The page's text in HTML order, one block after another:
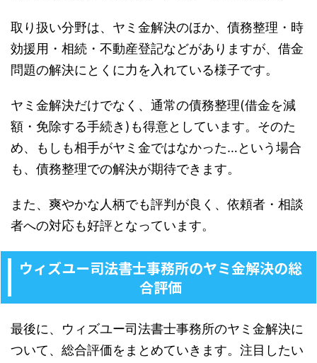
取り扱い分野は、ヤミ金解決のほか、債務整理・時
効援用・相続・不動産登記などがありますが、借金
問題の解決にとくに力を入れている様子です。
ヤミ金解決だけでなく、通常の債務整理(借金を減
額・免除する手続き)も得意としています。そのた
め、もしも相手がヤミ金ではなかった…という場合
も、債務整理での解決が期待できます。
また、爽やかな人柄でも評判が良く、依頼者・相談
者への対応も好評となっています。
ウィズユー司法書士事務所のヤミ金解決の総
合評価
最後に、ウィズユー司法書士事務所のヤミ金解決に
ついて、総合評価をまとめていきます。注目したい